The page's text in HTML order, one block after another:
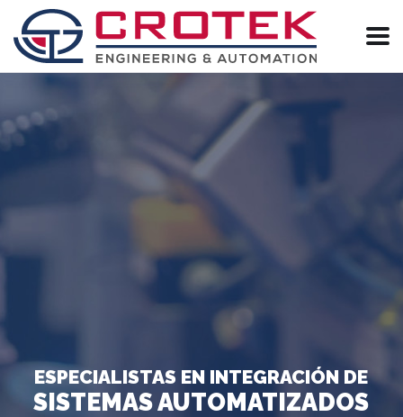
ESPECIALISTAS EN INTEGRACIÓN DE
SISTEMAS AUTOMATIZADOS